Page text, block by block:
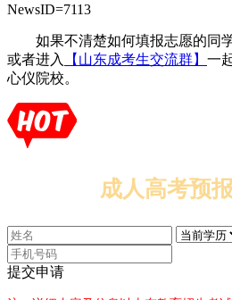
NewsID=7113
如果不清楚如何填报志愿的同
或者进入
【山东成考生交流群】 一
心仪院校。
成人高考预
提交申请